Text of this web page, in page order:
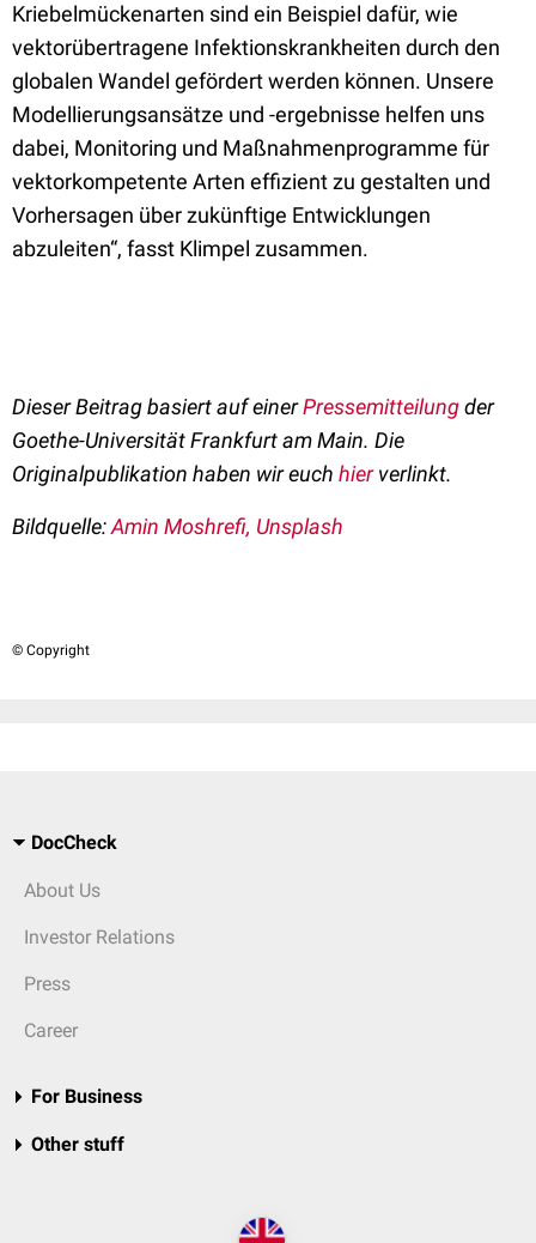
Kriebelmückenarten sind ein Beispiel dafür, wie
vektorübertragene Infektionskrankheiten durch den
globalen Wandel gefördert werden können. Unsere
Modellierungsansätze und -ergebnisse helfen uns
dabei, Monitoring und Maßnahmenprogramme für
vektorkompetente Arten effizient zu gestalten und
Vorhersagen über zukünftige Entwicklungen
abzuleiten“, fasst Klimpel zusammen.
Dieser Beitrag basiert auf einerPressemitteilungder
Goethe-Universität Frankfurt am Main. Die
Originalpublikation haben wir euch hierverlinkt.
Bildquelle:Amin Moshrefi, Unsplash
© Copyright
DocCheck
About Us
Investor Relations
Press
Career
For Business
Other stuff